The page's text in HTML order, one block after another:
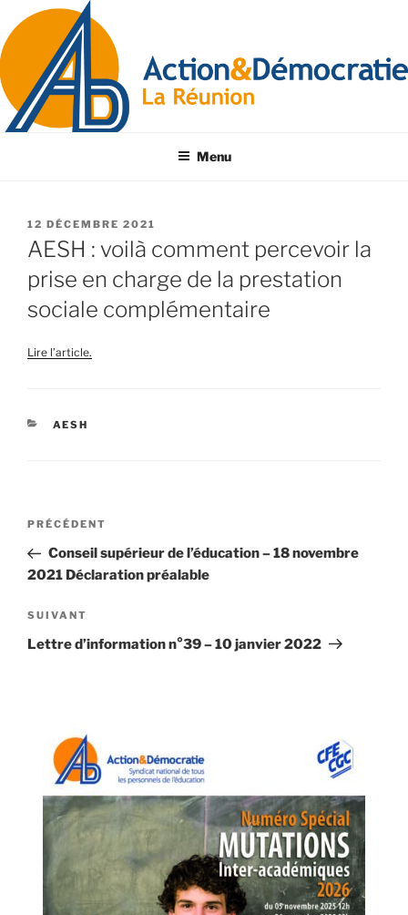
Menu
12 DÉCEMBRE 2021
AESH : voilà comment percevoir la
prise en charge de la prestation
sociale complémentaire
Lire l’article.
AESH
PRÉCÉDENT
Conseil supérieur de l’éducation – 18 novembre
2021 Déclaration préalable
SUIVANT
Lettre d’information n°39 – 10 janvier 2022